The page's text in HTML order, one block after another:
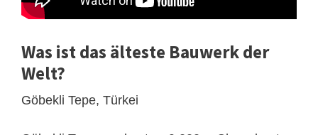
Was ist das älteste Bauwerk der
Welt?
Göbekli Tepe, Türkei